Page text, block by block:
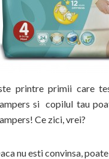
printre primii care
si copilul tau
Ce zici, vrei?
nu esti convinsa,